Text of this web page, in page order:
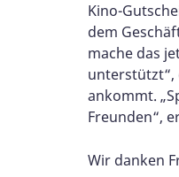
Kino-
dem
mache das
unterstützt“,
ankommt.
Freunden“,
Wir danken